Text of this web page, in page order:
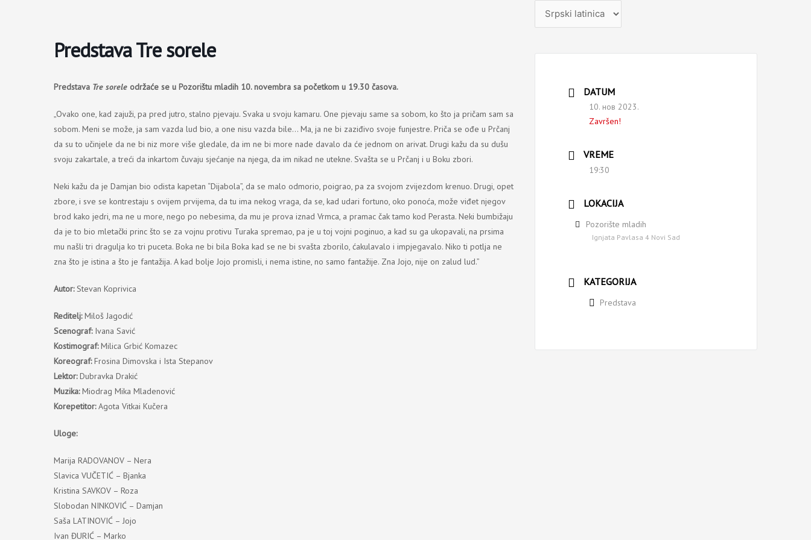
Predstava Tre sorele
Predstava Tre sorele održaće se u Pozorištu mladih 10. novembra sa početkom u 19.30 časova.
„Ovako one, kad zajuži, pa pred jutro, stalno pjevaju. Svaka u svoju kamaru. One pjevaju same sa sobom, ko što ja pričam sam sa
sobom. Meni se može, ja sam vazda lud bio, a one nisu vazda bile… Ma, ja ne bi zaziđivo svoje funjestre. Priča se ođe u Prčanj
da su to učinjele da ne bi niz more više gledale, da im ne bi more nade davalo da će jednom on arivat. Drugi kažu da su dušu
svoju zakartale, a treći da inkartom čuvaju sjećanje na njega, da im nikad ne utekne. Svašta se u Prčanj i u Boku zbori.
Neki kažu da je Damjan bio odista kapetan “Dijabola”, da se malo odmorio, poigrao, pa za svojom zvijezdom krenuo. Drugi, opet
zbore, i sve se kontrestaju s ovijem prvijema, da tu ima nekog vraga, da se, kad udari fortuno, oko ponoća, može viđet njegov
brod kako jedri, ma ne u more, nego po nebesima, da mu je prova iznad Vrmca, a pramac čak tamo kod Perasta. Neki bumbižaju
da je to bio mletački princ što se za vojnu protivu Turaka spremao, pa je u toj vojni poginuo, a kad su ga ukopavali, na prsima
mu našli tri dragulja ko tri puceta. Boka ne bi bila Boka kad se ne bi svašta zborilo, ćakulavalo i impjegavalo. Niko ti potlja ne
zna što je istina a što je fantažija. A kad bolje Jojo promisli, i nema istine, no samo fantažije. Zna Jojo, nije on zalud lud.”
Autor:Stevan Koprivica
Reditelj:Miloš Jagodić
Scenograf:Ivana Savić
Kostimograf:Milica Grbić Komazec
Koreograf:Frosina Dimovska i Ista Stepanov
Lektor:Dubravka Drakić
Muzika:Miodrag Mika Mladenović
Korepetitor:Agota Vitkai Kučera
Uloge:
Marija RADOVANOV – Nera
Slavica VUČETIĆ – Bjanka
Kristina SAVKOV – Roza
Slobodan NINKOVIĆ – Damjan
Saša LATINOVIĆ – Jojo
Ivan ĐURIĆ – Marko
jezik
DATUM
10. нов 2023.
Završen!
VREME
19:30
LOKACIJA
Pozorište mladih
Ignjata Pavlasa 4 Novi Sad
KATEGORIJA
Predstava